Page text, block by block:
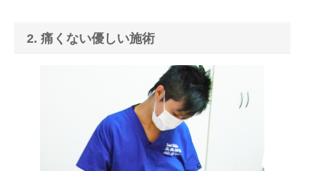
2. 痛くない優しい施術